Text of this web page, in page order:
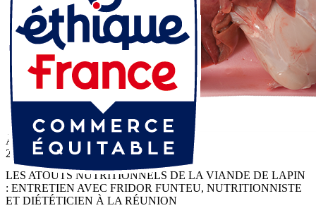
À la une
24 Fév 2025
LES ATOUTS NUTRITIONNELS DE LA VIANDE DE LAPIN
: ENTRETIEN AVEC FRIDOR FUNTEU, NUTRITIONNISTE
ET DIÉTÉTICIEN À LA RÉUNION